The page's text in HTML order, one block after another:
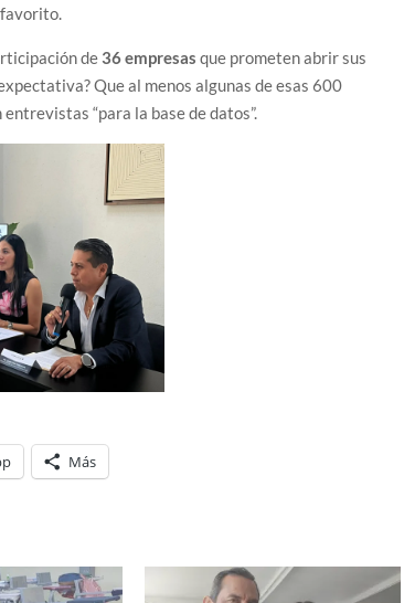
favorito.
de 36 empresas que prometen abrir sus
Que al menos algunas de esas 600
“para la base de datos”.
Más